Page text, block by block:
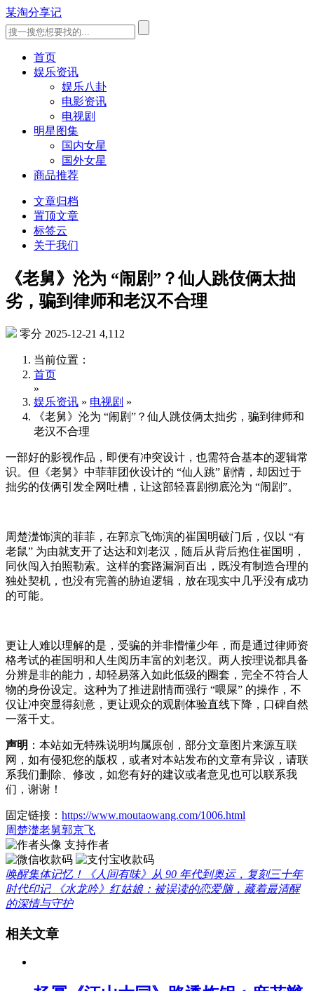
某淘分享记
首页
娱乐资讯
娱乐八卦
电影资讯
电视剧
明星图集
国内女星
国外女星
商品推荐
文章归档
置顶文章
标签云
关于我们
《老舅》沦为 “闹剧”？仙人跳伎俩太拙
劣，骗到律师和老汉不合理
零分 2025-12-21 4,112
当前位置：
首页
»
娱乐资讯 » 电视剧 »
《老舅》沦为 “闹剧”？仙人跳伎俩太拙劣，骗到律师和
老汉不合理
一部好的影视作品，即便有冲突设计，也需符合基本的逻辑常
识。但《老舅》中菲菲团伙设计的 “仙人跳” 剧情，却因过于
拙劣的伎俩引发全网吐槽，让这部轻喜剧彻底沦为 “闹剧”。
周楚濋饰演的菲菲，在郭京飞饰演的崔国明破门后，仅以 “有
老鼠” 为由就支开了达达和刘老汉，随后从背后抱住崔国明，
同伙闯入拍照勒索。这样的套路漏洞百出，既没有制造合理的
独处契机，也没有完善的胁迫逻辑，放在现实中几乎没有成功
的可能。
更让人难以理解的是，受骗的并非懵懂少年，而是通过律师资
格考试的崔国明和人生阅历丰富的刘老汉。两人按理说都具备
分辨是非的能力，却轻易落入如此低级的圈套，完全不符合人
物的身份设定。这种为了推进剧情而强行 “喂屎” 的操作，不
仅让冲突显得刻意，更让观众的观剧体验直线下降，口碑自然
一落千丈。
声明 ：本站如无特殊说明均属原创，部分文章图片来源互联
网，如有侵犯您的版权，或者对本站发布的文章有异议，请联
系我们删除、修改，如您有好的建议或者意见也可以联系我
们，谢谢！
固定链接： https://www.moutaowang.com/1006.html
周楚濋老舅郭京飞
支持作者
唤醒集体记忆！《人间有味》从 90 年代到奥运，复刻三十年
时代印记
《水龙吟》红姑娘：被误读的恋爱脑，藏着最清醒
的深情与守护
相关文章